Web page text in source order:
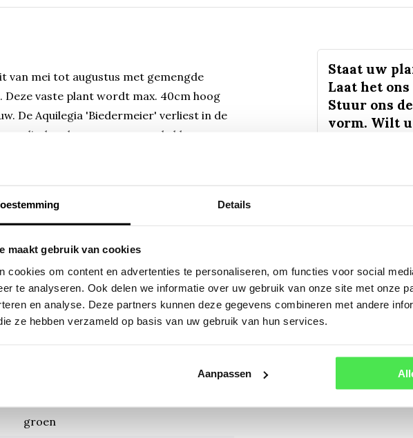
Details
maakt gebruik van cookies
cookies om content en advertenties te personaliseren, om functies voor social
te analyseren. Ook delen we informatie over uw gebruik van onze site met onze
en analyse. Deze partners kunnen deze gegevens combineren met andere
ze hebben verzameld op basis van uw gebruik van hun services.
Aanpassen
van mei tot augustus met gemengde
Deze vaste plant wordt max. 40cm hoog
De Aquilegia 'Biedermeier' verliest in de
vlinders komen graag op de bloemen
wordt geleverd in een pot van 9*9 cm, ga
Aquilegia 'Biedermeier'
groen
Staat uw
Laat het
Stuur ons
vorm. Wilt
ongeveer